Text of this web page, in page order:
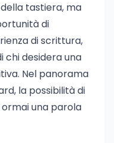
tastiera, ma
di
di scrittura,
chi desidera una
Nel panorama
la possibilità di
una parola